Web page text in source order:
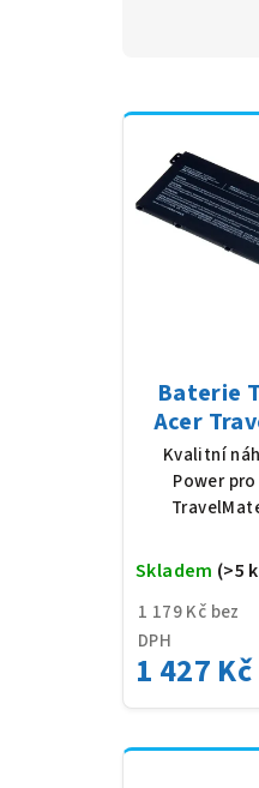
Baterie
Acer
P413-51,
4683
Kvalitní
Power
1 179 Kč bez
DPH
1 427 Kč
Skladem (>5